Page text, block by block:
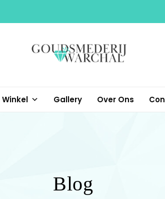
WARCHAL
van Sieraden
Winkel Gallery Over Ons
Blog